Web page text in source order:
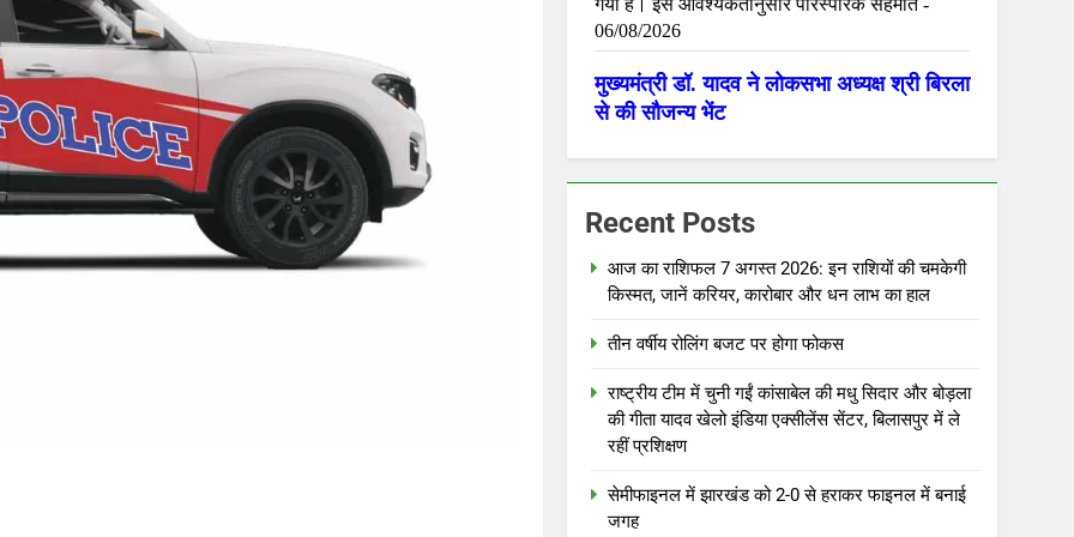
Recent Posts
आज का राशिफल 7 अगस्त 2026: इन राशियों की चमकेगी
किस्मत, जानें करियर, कारोबार और धन लाभ का हाल
तीन वर्षीय रोलिंग बजट पर होगा फोकस
राष्ट्रीय टीम में चुनी गईं कांसाबेल की मधु सिदार और बोड़ला
की गीता यादव खेलो इंडिया एक्सीलेंस सेंटर, बिलासपुर में ले
रहीं प्रशिक्षण
सेमीफाइनल में झारखंड को 2-0 से हराकर फाइनल में बनाई
जगह